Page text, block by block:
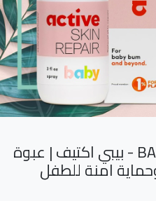
BABY ACTIVE NON-TOXIC - بيبي اكتيف | عبوة
امنة للطفل